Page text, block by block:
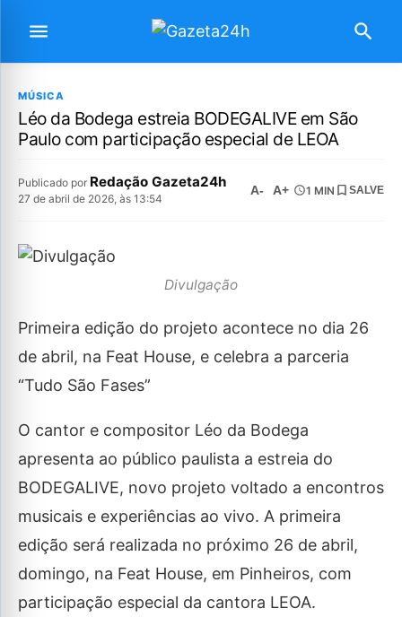
MÚSICA
Léo da Bodega estreia BODEGALIVE em São
Paulo com participação especial de LEOA
Publicado por Redação Gazeta24h
27 de abril de 2026, às 13:54
A- A+ 1 MIN SALVE
Divulgação
Primeira edição do projeto acontece no dia 26
de abril, na Feat House, e celebra a parceria
“Tudo São Fases”
O cantor e compositor Léo da Bodega
apresenta ao público paulista a estreia do
BODEGALIVE, novo projeto voltado a encontros
musicais e experiências ao vivo. A primeira
edição será realizada no próximo 26 de abril,
domingo, na Feat House, em Pinheiros, com
participação especial da cantora LEOA.